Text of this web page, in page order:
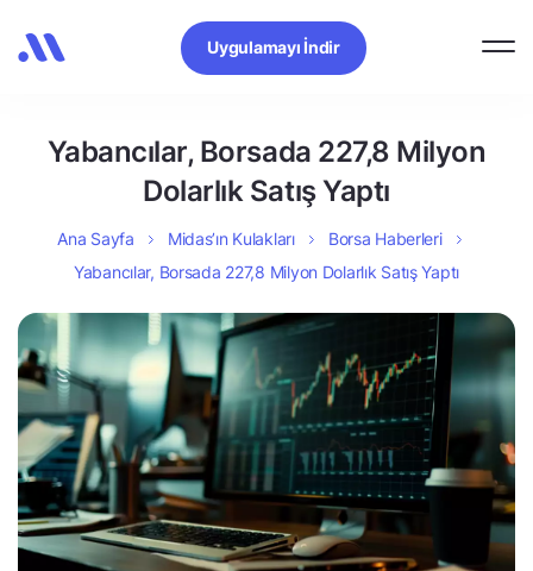
Uygulamayı İndir
Yabancılar, Borsada 227,8 Milyon
Dolarlık Satış Yaptı
Ana Sayfa Midas’ın Kulakları
Borsa Haberleri
Yabancılar, Borsada 227,8 Milyon Dolarlık Satış Yaptı